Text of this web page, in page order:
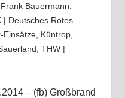
Frank Bauermann,
| Deutsches Rotes
Einsätze, Küntrop,
THW |
– (fb) Großbrand